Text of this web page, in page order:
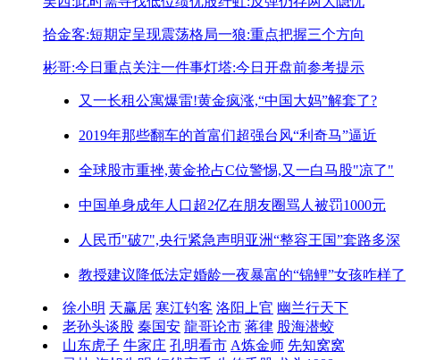
拾金客:短期定呈现震荡格局一狼:重点把握三个方向
彬哥:今日重点关注一件事灯塔:今日开盘前参考提示
又一长租公寓爆雷!黄金疯涨,“中国大妈”解套了?
2019年那些翻车的首富们超强台风“利奇马”逼近
全球股市重挫,黄金抢占C位警惕,又一白马股"凉了"
中国单身成年人口超2亿在朋友圈骂人被罚1000元
人民币"破7",央行紧急声明亚洲“整容王国”套路多深
教授建议降低法定婚龄一夜暴富的“锦鲤”女孩咋样了
徐小明 天赢居 寒江钓客 洛阳上官 幽兰行天下
老孙头谈股 秦国安 龍哥论市 蒋律 股海潜蛟
山东虎子 牛家庄 孔明看市 A炼金师 先知窝窝